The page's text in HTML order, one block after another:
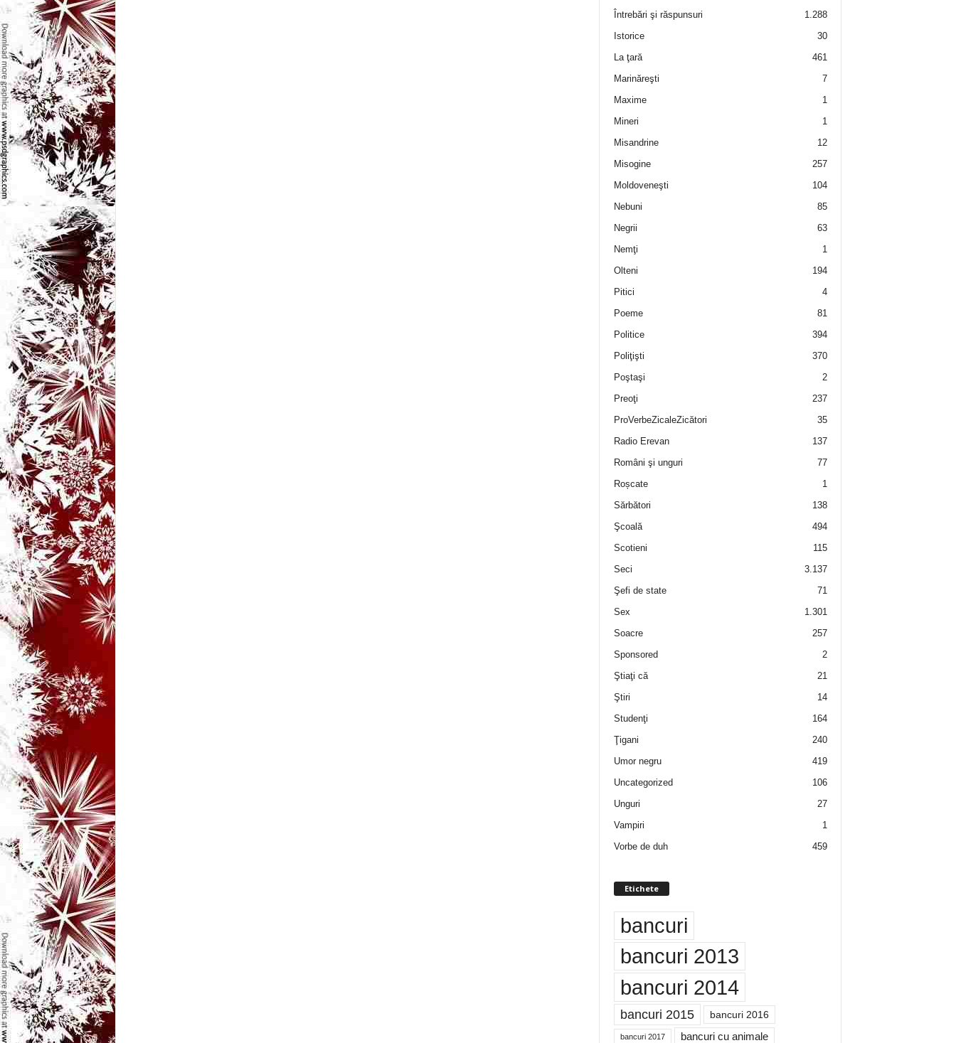
Întrebări şi răspunsuri
1.288
Istorice
30
La ţară
461
Marinăreşti
7
Maxime
1
Mineri
1
Misandrine
12
Misogine
257
Moldoveneşti
104
Nebuni
85
Negrii
63
Nemţi
1
Olteni
194
Pitici
4
Poeme
81
Politice
394
Poliţişti
370
Poştaşi
2
Preoţi
237
ProVerbeZicaleZicători
35
Radio Erevan
137
Români şi unguri
77
Roșcate
1
Sărbători
138
Şcoală
494
Scotieni
115
Seci
3.137
Şefi de state
71
Sex
1.301
Soacre
257
Sponsored
2
Ştiaţi că
21
Ştiri
14
Studenţi
164
Ţigani
240
Umor negru
419
Uncategorized
106
Unguri
27
Vampiri
1
Vorbe de duh
459
Etichete
bancuri
bancuri 2013
bancuri 2014
bancuri 2015 bancuri 2016
bancuri 2017 bancuri cu animale